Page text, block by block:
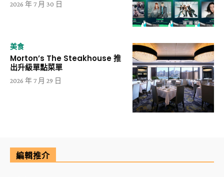
2026 年 7 月 30 日
美食
Morton’s The Steakhouse 推
出升級單點菜單
2026 年 7 月 29 日
編輯推介